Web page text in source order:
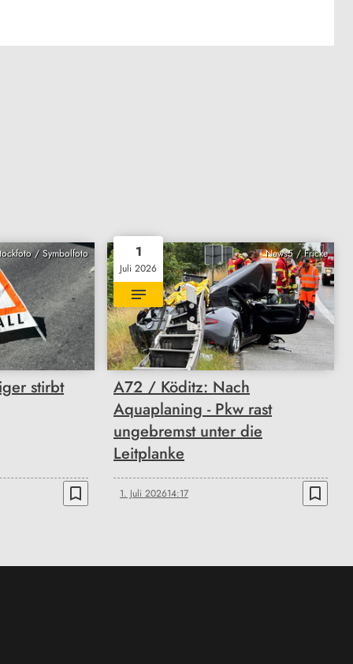
/ Symbolfoto
stirbt
bookmark_border
News5 / Fricke
1
Juli 2026
A72 / Köditz: Nach
Aquaplaning - Pkw rast
ungebremst unter die
Leitplanke
1. Juli 202614:17 bookmark_border